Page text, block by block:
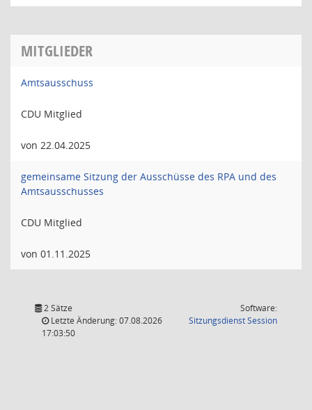
MITGLIEDER
Amtsausschuss
CDU Mitglied
von 22.04.2025
gemeinsame Sitzung der Ausschüsse des RPA und des
Amtsausschusses
CDU Mitglied
von 01.11.2025
2 Sätze
Letzte Änderung: 07.08.2026
17:03:50
Software:
SitzungsdienstSession(Wird in